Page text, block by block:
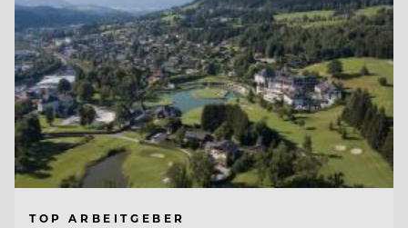
TOP ARBEITGEBER